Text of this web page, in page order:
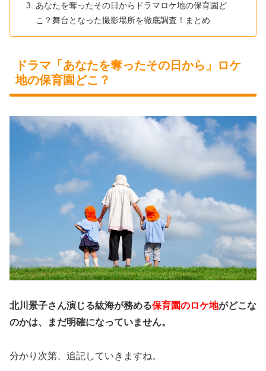
あなたを奪ったその日からドラマロケ地の保育園ど
こ？舞台となった撮影場所を徹底調査！まとめ
ドラマ「あなたを奪ったその日から」ロケ
地の保育園どこ？
北川景子さん演じる紘海が務める保育園のロケ地がどこな
のかは、まだ明確になっていません。
分かり次第、追記していきますね。